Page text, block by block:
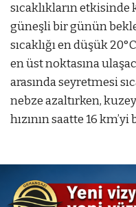
sıcaklıkların
güneşli bir günün
sıcaklığı en düşük
en üst noktasına
arasında seyretmesi
nebze azaltırken,
hızının saatte 16